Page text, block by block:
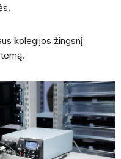
kolegijos žingsnį